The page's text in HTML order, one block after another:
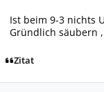
Ist beim 9-3 nichts
Gründlich säubern
Zitat